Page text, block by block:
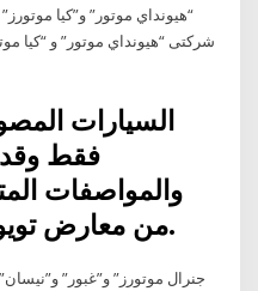
“هيونداي موتور” و”كيا
شركتى “هيونداي موتور” و “كيا
السيارات
فقط وقد
والمواصفات
من معارض تويوتا لمزيد من التفاصيل.